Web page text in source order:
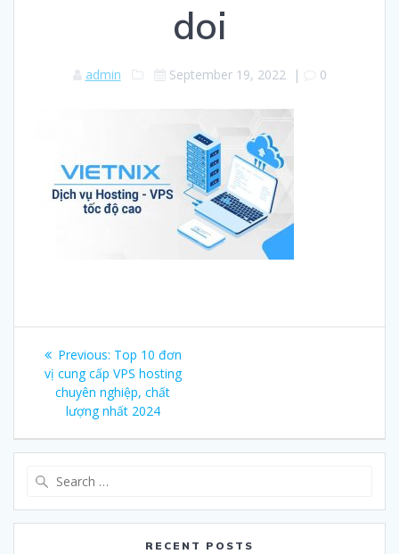
doi
admin September 19, 2022 | 0
Post
navigation
Previous: Previous
post:
Top 10 đơn
vị cung cấp VPS hosting
chuyên nghiệp, chất
lượng nhất 2024
RECENT POSTS